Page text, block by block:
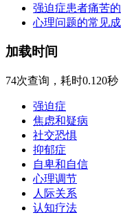
强迫症患者痛苦
心理问题的常见
加载时间
74次查询，耗时0.120
强迫症
焦虑和疑病
社交恐惧
抑郁症
自卑和自信
心理调节
人际关系
认知疗法